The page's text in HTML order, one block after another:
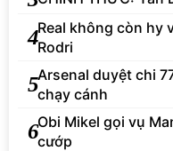
4Real không còn hy
Rodri
5Arsenal duyệt chi
chạy cánh
6Obi Mikel gọi vụ
cướp